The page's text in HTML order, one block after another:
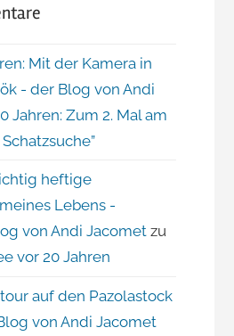
Mit der Kamera in
- der Blog von Andi
Jahren: Zum 2. Mal am
heftige
Lebens -
von Andi Jacomet zu
vor 20 Jahren
auf den Pazolastock
von Andi Jacomet